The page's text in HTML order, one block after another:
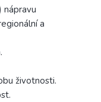
nápravu
a
životnosti.